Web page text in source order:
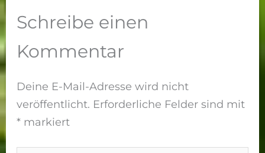
Schreibe einen
Kommentar
Deine E-Mail-Adresse wird nicht
veröffentlicht. Erforderliche Felder sind mit
* markiert